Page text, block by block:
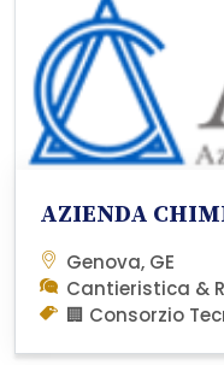
AZIENDA
Genova, GE
Cantieristica &
🏢 Consorzio